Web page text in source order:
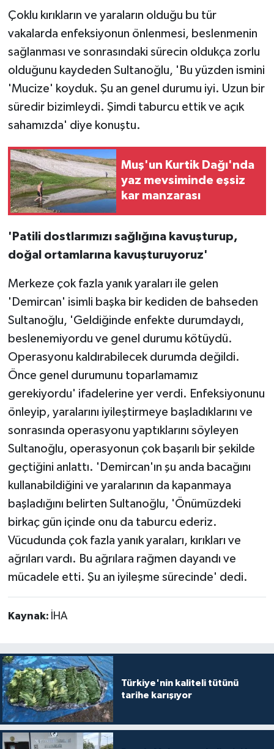
Çoklu kırıkların ve yaraların olduğu bu tür
vakalarda enfeksiyonun önlenmesi, beslenmenin
sağlanması ve sonrasındaki sürecin oldukça zorlu
olduğunu kaydeden Sultanoğlu, 'Bu yüzden ismini
'Mucize' koyduk. Şu an genel durumu iyi. Uzun bir
süredir bizimleydi. Şimdi taburcu ettik ve açık
sahamızda' diye konuştu.
Muş'un Kurtik Dağı'nda
yaz mevsiminde eşsiz
kar manzarası
'Patili dostlarımızı sağlığına kavuşturup,
doğal ortamlarına kavuşturuyoruz'
Merkeze çok fazla yanık yaraları ile gelen
'Demircan' isimli başka bir kediden de bahseden
Sultanoğlu, 'Geldiğinde enfekte durumdaydı,
beslenemiyordu ve genel durumu kötüydü.
Operasyonu kaldırabilecek durumda değildi.
Önce genel durumunu toparlamamız
gerekiyordu' ifadelerine yer verdi. Enfeksiyonunu
önleyip, yaralarını iyileştirmeye başladıklarını ve
sonrasında operasyonu yaptıklarını söyleyen
Sultanoğlu, operasyonun çok başarılı bir şekilde
geçtiğini anlattı. 'Demircan'ın şu anda bacağını
kullanabildiğini ve yaralarının da kapanmaya
başladığını belirten Sultanoğlu, 'Önümüzdeki
birkaç gün içinde onu da taburcu ederiz.
Vücudunda çok fazla yanık yaraları, kırıkları ve
ağrıları vardı. Bu ağrılara rağmen dayandı ve
mücadele etti. Şu an iyileşme sürecinde' dedi.
Kaynak: İHA
Türkiye'nin kaliteli tütünü
tarihe karışıyor